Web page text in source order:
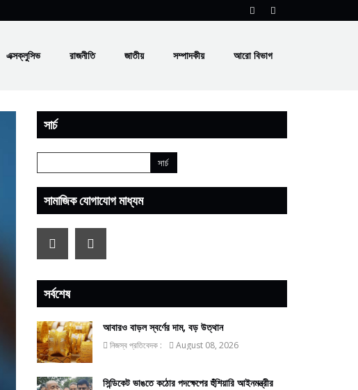
এক্সক্লুসিভ রাজনীতি জাতীয় সম্পাদকীয় আরো বিভাগ
সার্চ
সামাজিক যোগাযোগ মাধ্যম
সর্বশেষ
আবারও বাড়ল স্বর্ণের দাম, বড় উত্থান
নিজস্ব প্রতিবেদক : August 08, 2026
সিন্ডিকেট ভাঙতে কঠোর পদক্ষেপের হুঁশিয়ারি আইনমন্ত্রীর